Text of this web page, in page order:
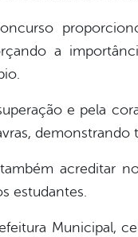
a
e pela
acreditar
estudantes.
Municipal,